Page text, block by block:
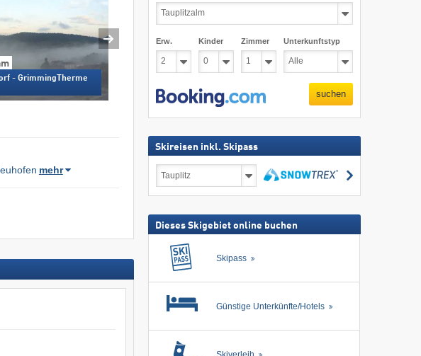
- GrimmingTherme
mehr
Erw. Kinder Zimmer Unterkunftstyp
suchen
Skireisen inkl. Skipass
inkl.
suchen
Dieses Skigebiet online buchen
Skipass
Günstige Unterkünfte/Hotels